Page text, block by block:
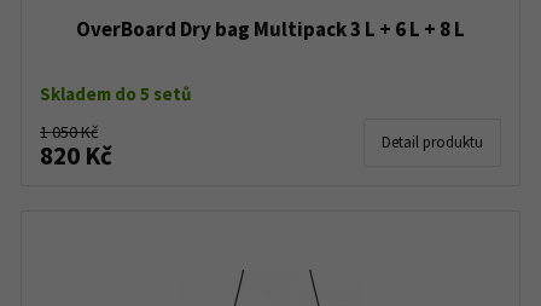
OverBoard Dry bag Multipack 3 L + 6 L + 8 L
Skladem do 5 setů
1 050 Kč
820 Kč Detail produktu